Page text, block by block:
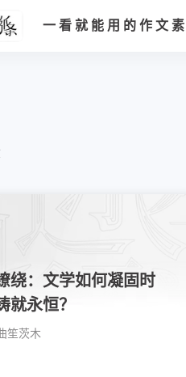
一看就能用的作文
绕：文学如何凝固时
就永恒？
笙茨木